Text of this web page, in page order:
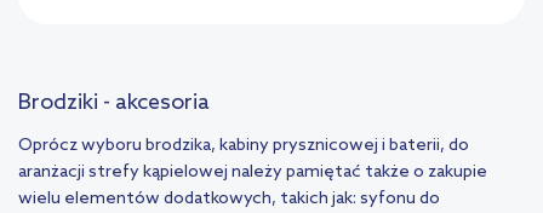
Brodziki - akcesoria
Oprócz wyboru brodzika, kabiny prysznicowej i baterii, do
aranżacji strefy kąpielowej należy pamiętać także o zakupie
wielu elementów dodatkowych, takich jak: syfonu do